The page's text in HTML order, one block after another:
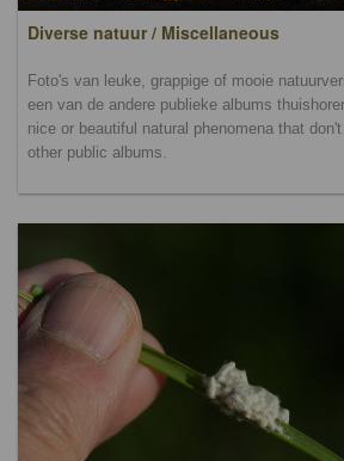
Diverse natuur / Miscellaneous
Foto's van leuke, grappige of mooie
een van de andere publieke albums
nice or beautiful natural phenomena that
other public albums.